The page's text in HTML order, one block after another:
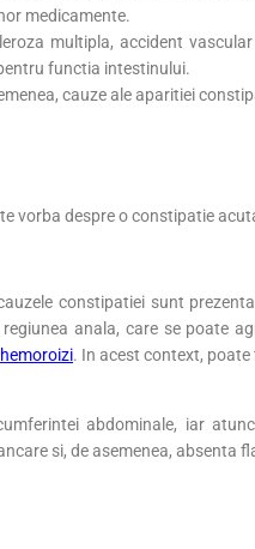
medicamente.
multipla, accident
functia intestinului.
cauze ale aparitiei
vorba despre o constipatie
constipatiei sunt
anala, care se poate
hemoroizi. In acest context,
abdominale, iar
si, de asemenea, absenta